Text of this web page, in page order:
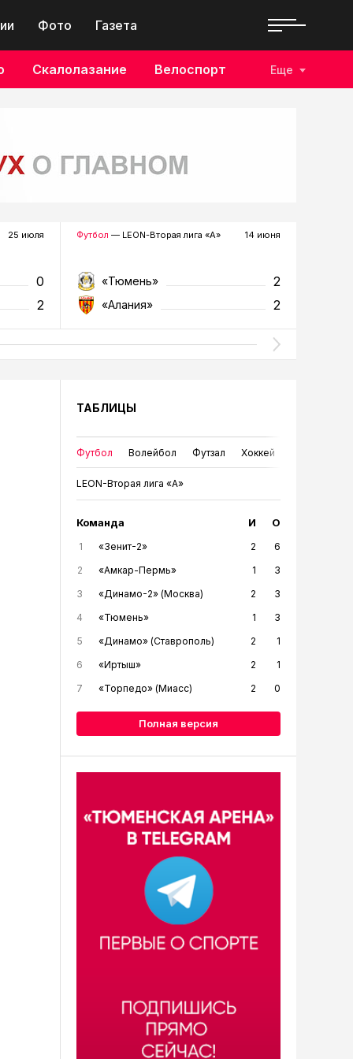
Фото Газета
Скалолазание Велоспорт Еще
25 июля
0
2
Футбол — LEON-Вторая лига «А» 14 июня
«Тюмень» 2
«Алания» 2
ТАБЛИЦЫ
Футбол Волейбол Футзал Хоккей
LEON-Вторая лига «А»
Команда И О
1 «Зенит-2» 2
6
2
«Амкар-Пермь» 1
3
3
«Динамо-2» (Москва) 2
3
4
«Тюмень» 1
3
5
«Динамо» (Ставрополь) 2
1
6
«Иртыш» 2
1
7
«Торпедо» (Миасс) 2 0
Полная версия